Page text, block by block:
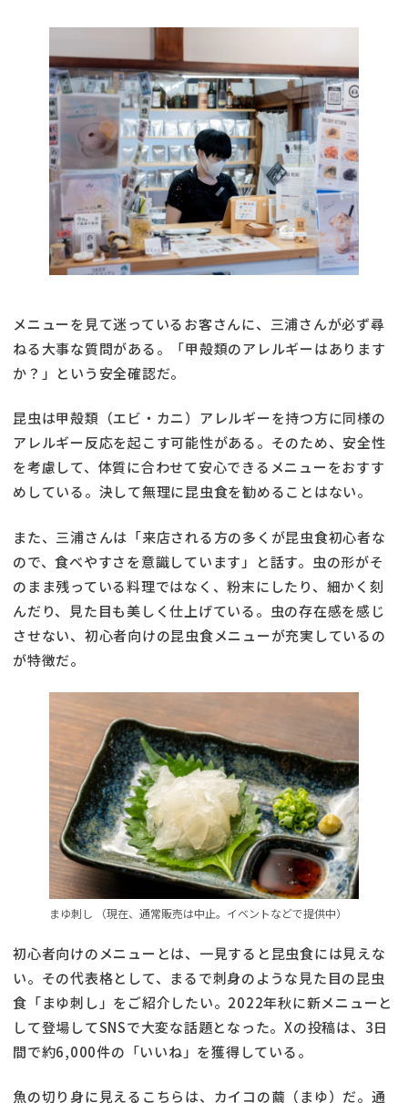
メニューを見て迷っているお客さんに、三浦さんが必ず尋
ねる大事な質問がある。「甲殻類のアレルギーはあります
か？」という安全確認だ。
昆虫は甲殻類（エビ・カニ）アレルギーを持つ方に同様の
アレルギー反応を起こす可能性がある。そのため、安全性
を考慮して、体質に合わせて安心できるメニューをおすす
めしている。決して無理に昆虫食を勧めることはない。
また、三浦さんは「来店される方の多くが昆虫食初心者な
ので、食べやすさを意識しています」と話す。虫の形がそ
のまま残っている料理ではなく、粉末にしたり、細かく刻
んだり、見た目も美しく仕上げている。虫の存在感を感じ
させない、初心者向けの昆虫食メニューが充実しているの
が特徴だ。
まゆ刺し （現在、通常販売は中止。イベントなどで提供中）
初心者向けのメニューとは、一見すると昆虫食には見えな
い。その代表格として、まるで刺身のような見た目の昆虫
食「まゆ刺し」をご紹介したい。2022年秋に新メニューと
して登場してSNSで大変な話題となった。Xの投稿は、3日
間で約6,000件の「いいね」を獲得している。
魚の切り身に見えるこちらは、カイコの繭（まゆ）だ。通